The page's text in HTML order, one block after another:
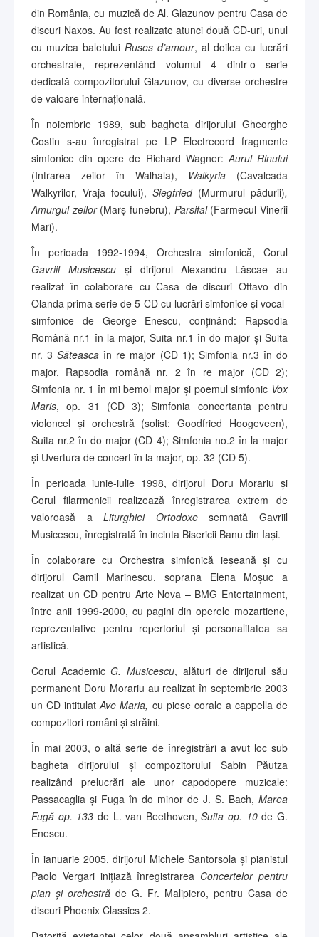
din România, cu muzică de Al. Glazunov pentru Casa de
discuri Naxos. Au fost realizate atunci două CD-uri, unul
cu muzica baletului Ruses d’amour, al doilea cu lucrări
orchestrale, reprezentând volumul 4 dintr-o serie
dedicată compozitorului Glazunov, cu diverse orchestre
de valoare internațională.
În noiembrie 1989, sub bagheta dirijorului Gheorghe
Costin s-au înregistrat pe LP Electrecord fragmente
simfonice din opere de Richard Wagner:Aurul Rinului
(Intrarea zeilor în Walhala), Walkyria (Cavalcada
Walkyrilor, Vraja focului), Siegfried(Murmurul pădurii),
Amurgul zeilor(Marș funebru), Parsifal (Farmecul Vinerii
Mari).
În perioada 1992-1994, Orchestra simfonică, Corul
Gavriil Musicescuși dirijorul Alexandru Lăscae au
realizat în colaborare cu Casa de discuri Ottavo din
Olanda prima serie de 5 CD cu lucrări simfonice și vocal-
simfonice de George Enescu, conținând: Rapsodia
Română nr.1 în la major, Suita nr.1 în do major și Suita
nr. 3Săteasca în re major (CD 1); Simfonia nr.3 în do
major, Rapsodia română nr. 2 în re major (CD 2);
Simfonia nr. 1 în mi bemol major și poemul simfonic Vox
Maris, op. 31 (CD 3); Simfonia concertanta pentru
violoncel și orchestră (solist: Goodfried Hoogeveen),
Suita nr.2 în do major (CD 4); Simfonia no.2 în la major
și Uvertura de concert în la major, op. 32 (CD 5).
În perioada iunie-iulie 1998, dirijorul Doru Morariu și
Corul filarmonicii realizează înregistrarea extrem de
valoroasă aLiturghiei Ortodoxesemnată Gavriil
Musicescu, înregistrată în incinta Bisericii Banu din Iași.
În colaborare cu Orchestra simfonică ieșeană și cu
dirijorul Camil Marinescu, soprana Elena Moșuc a
realizat un CD pentru Arte Nova – BMG Entertainment,
între anii 1999-2000, cu pagini din operele mozartiene,
reprezentative pentru repertoriul și personalitatea sa
artistică.
Corul AcademicG. Musicescu, alături de dirijorul său
permanent Doru Morariu au realizat în septembrie 2003
un CD intitulatAve Maria, cu piese corale a cappella de
compozitori români şi străini.
În mai 2003, o altă serie de înregistrări a avut loc sub
bagheta dirijorului și compozitorului Sabin Păutza
realizând prelucrări ale unor capodopere muzicale:
Passacaglia și Fuga în do minor de J. S. Bach, Marea
Fugă op. 133 de L. van Beethoven,Suita op. 10de G.
Enescu.
În ianuarie 2005, dirijorul Michele Santorsola și pianistul
Paolo Vergari inițiază înregistrarea Concertelor pentru
pian și orchestră de G. Fr. Malipiero, pentru Casa de
discuri Phoenix Classics 2.